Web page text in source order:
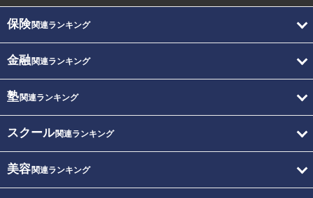
保険関連ランキング
金融関連ランキング
塾関連ランキング
スクール関連ランキング
美容関連ランキング